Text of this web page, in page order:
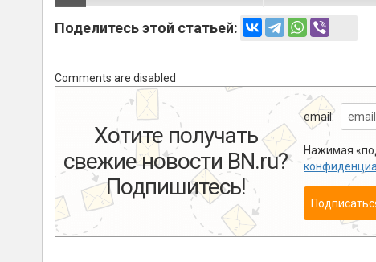
Поделитесь этой статьей:
Comments are disabled
Хотите получать
свежие новости BN.ru?
Подпишитесь!
email:
Нажимая